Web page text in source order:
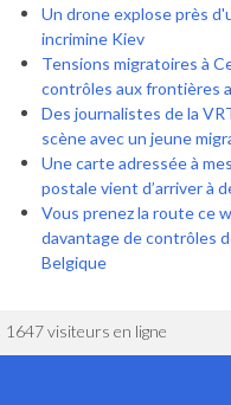
Un drone explose près
incrimine Kiev
Tensions migratoires à
contrôles aux frontières
Des journalistes de la
scène avec un jeune
Une carte adressée à
postale vient d’arriver à
Vous prenez la route ce
davantage de contrôles
Belgique
1647 visiteurs en ligne